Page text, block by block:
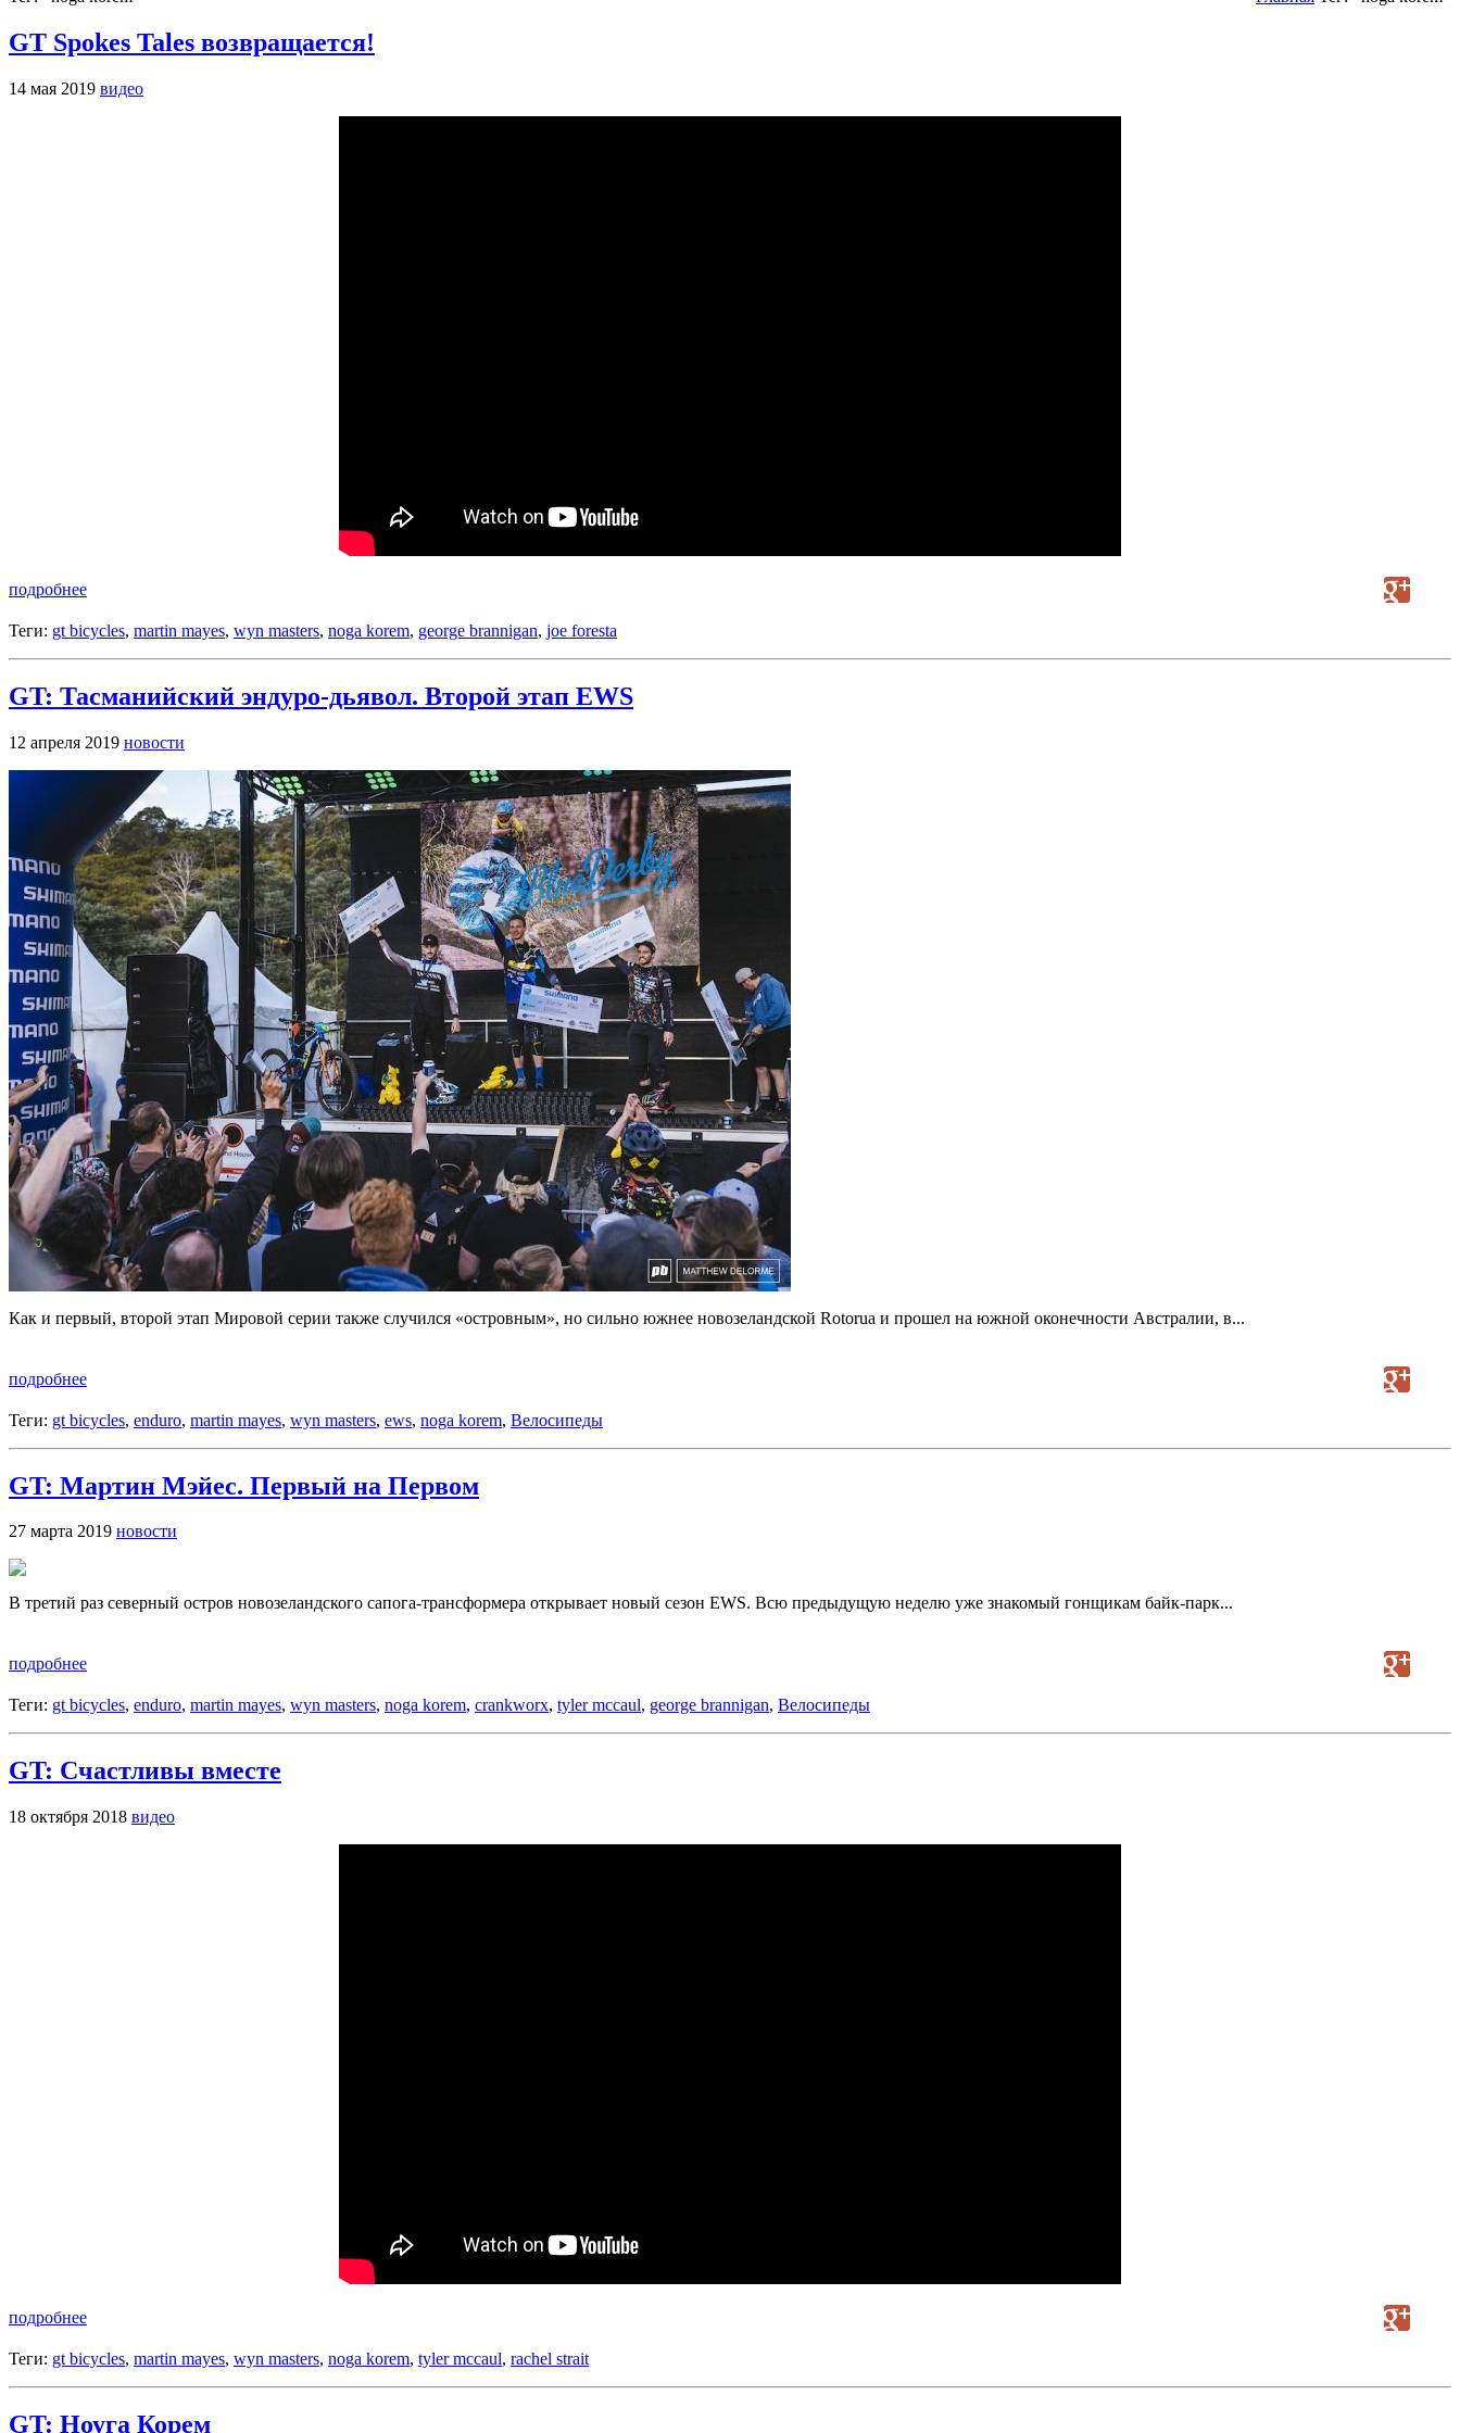
GT Spokes Tales возвращается!
14 мая 2019 видео
подробнее
Теги: gt bicycles, martin mayes, wyn masters, noga korem, george brannigan, joe foresta
GT: Тасманийский эндуро-дьявол. Второй этап EWS
12 апреля 2019 новости
Как и первый, второй этап Мировой серии также случился «островным», но сильно южнее новозеландской Rotorua и прошел на южной оконечности Австралии, в...
подробнее
Теги: gt bicycles, enduro, martin mayes, wyn masters, ews, noga korem, Велосипеды
GT: Мартин Мэйес. Первый на Первом
27 марта 2019 новости
В третий раз северный остров новозеландского сапога-трансформера открывает новый сезон EWS. Всю предыдущую неделю уже знакомый гонщикам байк-парк...
подробнее
Теги: gt bicycles, enduro, martin mayes, wyn masters, noga korem, crankworx, tyler mccaul, george brannigan, Велосипеды
GT: Счастливы вместе
18 октября 2018 видео
подробнее
Теги: gt bicycles, martin mayes, wyn masters, noga korem, tyler mccaul, rachel strait
GT: Ноуга Корем